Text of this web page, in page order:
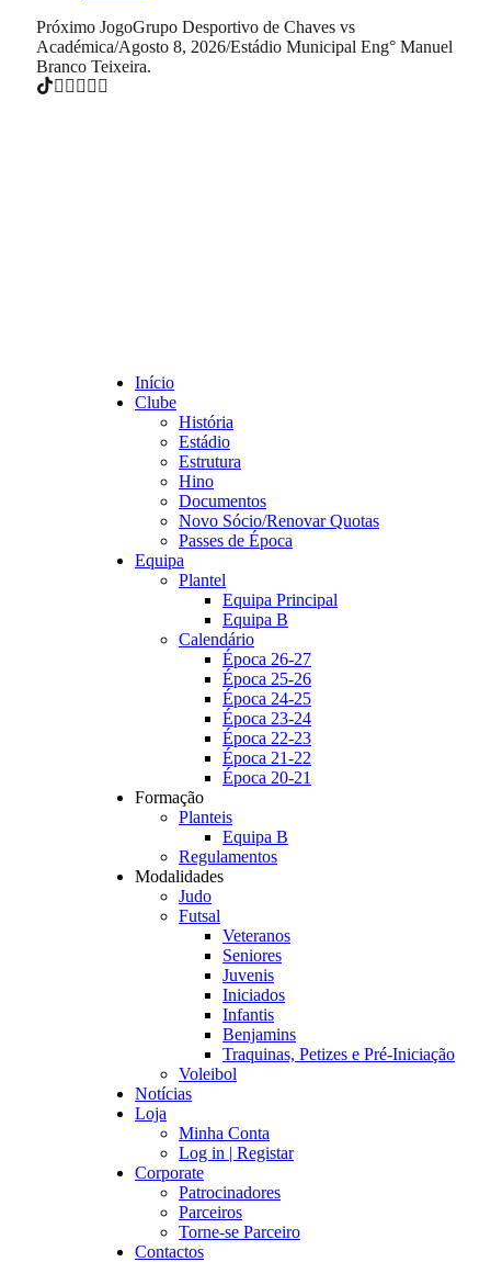
Próximo JogoGrupo Desportivo de Chaves vs
Académica/Agosto 8, 2026/Estádio Municipal Eng° Manuel
Branco Teixeira.
Início
Clube
História
Estádio
Estrutura
Hino
Documentos
Novo Sócio/Renovar Quotas
Passes de Época
Equipa
Plantel
Equipa Principal
Equipa B
Calendário
Época 26-27
Época 25-26
Época 24-25
Época 23-24
Época 22-23
Época 21-22
Época 20-21
Formação
Planteis
Equipa B
Regulamentos
Modalidades
Judo
Futsal
Veteranos
Seniores
Juvenis
Iniciados
Infantis
Benjamins
Traquinas, Petizes e Pré-Iniciação
Voleibol
Notícias
Loja
Minha Conta
Log in | Registar
Corporate
Patrocinadores
Parceiros
Torne-se Parceiro
Contactos